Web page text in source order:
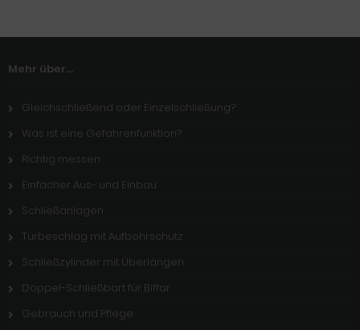
Mehr über...
Gleichschließend oder Einzelschließung?
Was ist eine Gefahrenfunktion?
Richtig messen
Einfacher Aus- und Einbau
Schließanlagen
Türbeschlag mit Aufbohrschutz
Schließzylinder mit Überlängen
Doppel-Schließbart für Biffar
Gebrauch und Pflege